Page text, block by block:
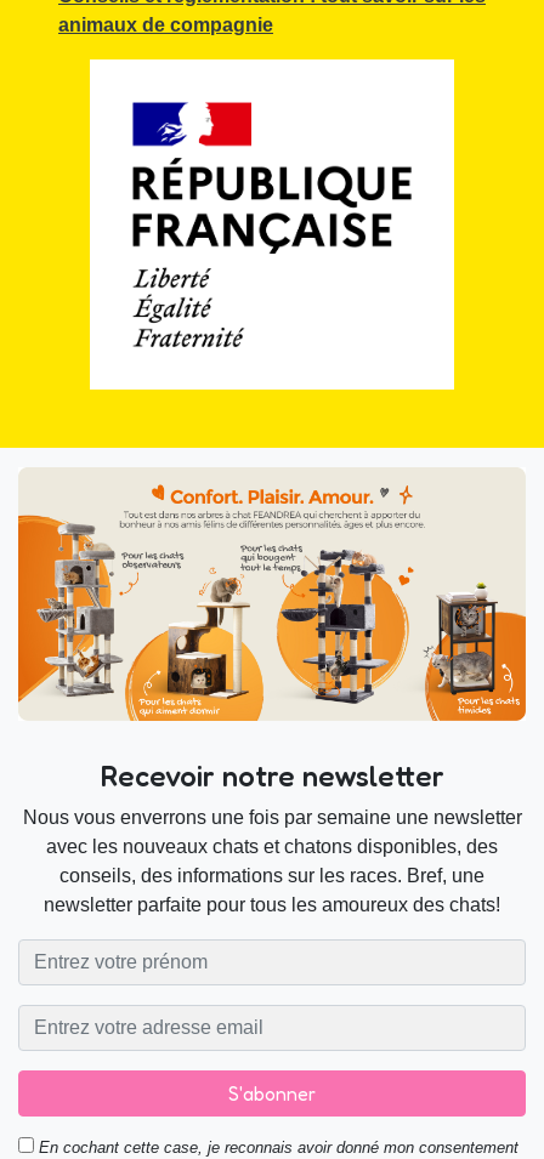
animaux de compagnie
Recevoir notre newsletter
Nous vous enverrons une fois par semaine une newsletter
avec les nouveaux chats et chatons disponibles, des
conseils, des informations sur les races. Bref, une
newsletter parfaite pour tous les amoureux des chats!
S'abonner
En cochant cette case, je reconnais avoir donné mon consentement